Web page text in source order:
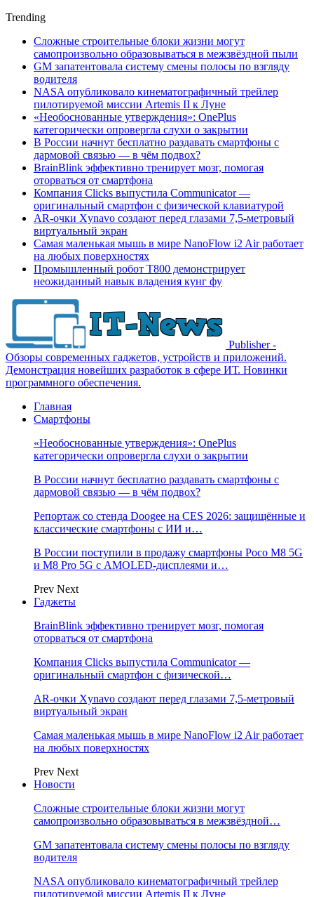
Trending
Сложные строительные блоки жизни могут
самопроизвольно образовываться в межзвёздной пыли
GM запатентовала систему смены полосы по взгляду
водителя
NASA опубликовало кинематографичный трейлер
пилотируемой миссии Artemis II к Луне
«Необоснованные утверждения»: OnePlus
категорически опровергла слухи о закрытии
В России начнут бесплатно раздавать смартфоны с
дармовой связью — в чём подвох?
BrainBlink эффективно тренирует мозг, помогая
оторваться от смартфона
Компания Clicks выпустила Communicator —
оригинальный смартфон с физической клавиатурой
AR-очки Xynavo создают перед глазами 7,5-метровый
виртуальный экран
Самая маленькая мышь в мире NanoFlow i2 Air работает
на любых поверхностях
Промышленный робот Т800 демонстрирует
неожиданный навык владения кунг фу
Publisher -
Обзоры современных гаджетов, устройств и приложений.
Демонстрация новейших разработок в сфере ИТ. Новинки
программного обеспечения.
Главная
Смартфоны
«Необоснованные утверждения»: OnePlus
категорически опровергла слухи о закрытии
В России начнут бесплатно раздавать смартфоны с
дармовой связью — в чём подвох?
Репортаж со стенда Doogee на CES 2026: защищённые и
классические смартфоны с ИИ и…
В России поступили в продажу смартфоны Poco M8 5G
и M8 Pro 5G с AMOLED-дисплеями и…
Prev Next
Гаджеты
BrainBlink эффективно тренирует мозг, помогая
оторваться от смартфона
Компания Clicks выпустила Communicator —
оригинальный смартфон с физической…
AR-очки Xynavo создают перед глазами 7,5-метровый
виртуальный экран
Самая маленькая мышь в мире NanoFlow i2 Air работает
на любых поверхностях
Prev Next
Новости
Сложные строительные блоки жизни могут
самопроизвольно образовываться в межзвёздной…
GM запатентовала систему смены полосы по взгляду
водителя
NASA опубликовало кинематографичный трейлер
пилотируемой миссии Artemis II к Луне